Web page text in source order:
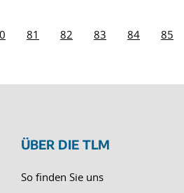
81 82 83 84 85
ÜBER DIE TLM
So finden Sie uns